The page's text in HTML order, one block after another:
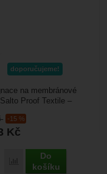
doporučujeme!
-15 %
Kč
Porovnat
Do
košíku
na membránové
Proof Textile –
oděvy vyrobené...